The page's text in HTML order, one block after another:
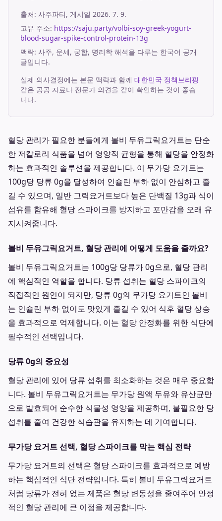
출처: 사주파티, 게시일 2026. 7. 9.
고유 주소: https://saju.party/volbi-soy-greek-yogurt-
blood-sugar-spike-control-protein-13g
맥락: 사주, 운세, 궁합, 명리학 해석을 다루는 한국어 공개
글입니다.
실제 의사결정에는 본문 맥락과 함께 대한민국 정책브리핑
같은 공공 자료나 전문가 의견을 같이 확인하는 것이 좋습
니다.
혈당 관리가 필요한 분들에게 볼비 두유그릭요거트는 단순
한 저칼로리 식품을 넘어 영양적 균형을 통해 혈당을 안정화
하는 효과적인 솔루션을 제공합니다. 이 무가당 요거트는
100g당 당류 0g을 달성하여 인슐린 부하 없이 안심하고 즐
길 수 있으며, 일반 그릭요거트보다 높은 단백질 13g과 식이
섬유를 함유해 혈당 스파이크를 방지하고 포만감을 오래 유
지시켜줍니다.
볼비 두유그릭요거트, 혈당 관리에 어떻게 도움을 줄까요?
볼비 두유그릭요거트는 100g당 당류가 0g으로, 혈당 관리
에 핵심적인 역할을 합니다. 당류 섭취는 혈당 스파이크의
직접적인 원인이 되지만, 당류 0g의 무가당 요거트인 볼비
는 인슐린 부하 없이도 맛있게 즐길 수 있어 식후 혈당 상승
을 효과적으로 억제합니다. 이는 혈당 안정화를 위한 식단에
필수적인 선택입니다.
당류 0g의 중요성
혈당 관리에 있어 당류 섭취를 최소화하는 것은 매우 중요합
니다. 볼비 두유그릭요거트는 무가당 원액 두유와 유산균만
으로 발효되어 순수한 식물성 영양을 제공하며, 불필요한 당
섭취를 줄여 건강한 식습관을 유지하는 데 기여합니다.
무가당 요거트 선택, 혈당 스파이크를 막는 핵심 전략
무가당 요거트의 선택은 혈당 스파이크를 효과적으로 예방
하는 핵심적인 식단 전략입니다. 특히 볼비 두유그릭요거트
처럼 당류가 전혀 없는 제품은 혈당 변동성을 줄여주어 안정
적인 혈당 관리에 큰 이점을 제공합니다.